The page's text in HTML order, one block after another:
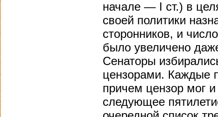
начале — I ст.) в
своей политики
сторонников, и
было увеличено
Сенаторы
цензорами. Каждые
причем цензор мог
следующее